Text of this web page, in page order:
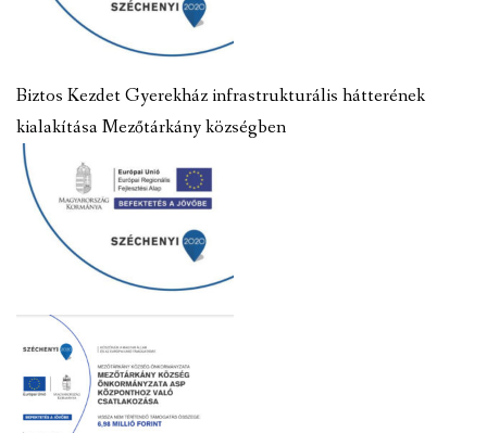
Biztos Kezdet Gyerekház infrastrukturális hátterének
kialakítása Mezőtárkány községben